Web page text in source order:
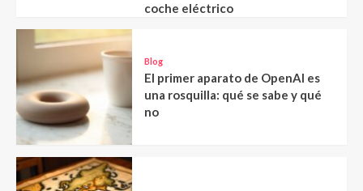
coche eléctrico
Blog
El primer aparato de OpenAI es
una rosquilla: qué se sabe y qué
no